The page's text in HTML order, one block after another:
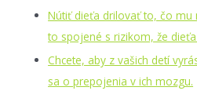
Nútiť dieťa drilovať to, čo mu
to spojené s rizikom, že
Chcete, aby z vašich detí
sa o prepojenia v ich mozgu.